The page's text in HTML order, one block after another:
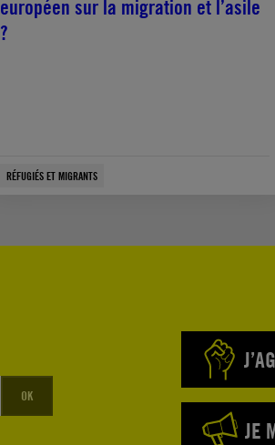
européen sur la migration et l’asile
?
RÉFUGIÉS ET MIGRANTS
OK
JE